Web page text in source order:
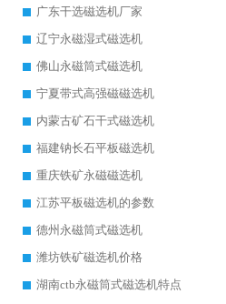
广东干选磁选机厂家
辽宁永磁湿式磁选机
佛山永磁筒式磁选机
宁夏带式高强磁磁选机
内蒙古矿石干式磁选机
福建钠长石平板磁选机
重庆铁矿永磁磁选机
江苏平板磁选机的参数
德州永磁筒式磁选机
潍坊铁矿磁选机价格
湖南ctb永磁筒式磁选机特点